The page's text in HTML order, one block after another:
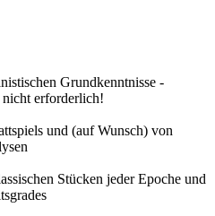
Grundkenntnisse -
erforderlich!
und (auf Wunsch) von
Stücken jeder Epoche und